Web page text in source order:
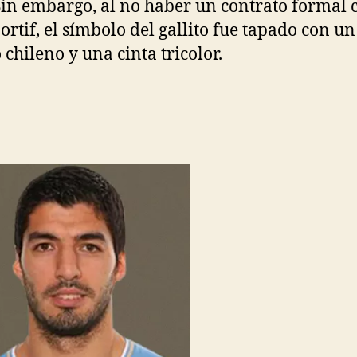
embargo, al no haber un contrato formal
el símbolo del gallito fue tapado con un
chileno y una cinta tricolor.